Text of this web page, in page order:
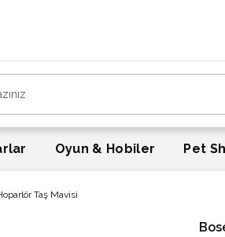
Oyun & Hobiler Pet
Taş Mavisi